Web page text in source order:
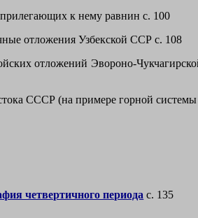
к нему равнин с. 100
отложения Узбекской ССР с. 108
отложений Эвороно-
СССР (на примере горной системы
четвертичного периода с. 135